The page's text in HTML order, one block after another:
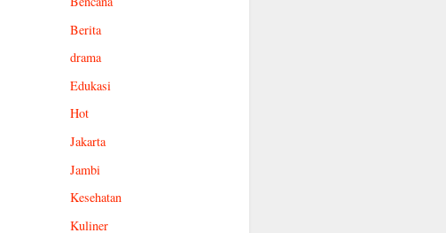
Berita
drama
Edukasi
Hot
Jakarta
Jambi
Kesehatan
Kuliner